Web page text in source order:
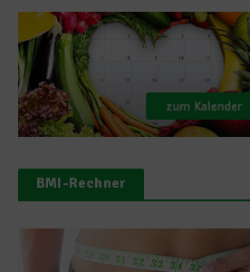
BMI-Rechner